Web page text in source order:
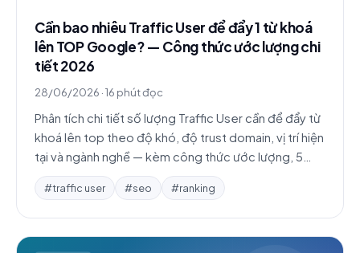
Cần bao nhiêu Traffic User để đẩy 1 từ khoá
lên TOP Google? — Công thức ước lượng chi
tiết 2026
28/06/2026 ·16 phút đọc
Phân tích chi tiết số lượng Traffic User cần để đẩy từ
khoá lên top theo độ khó, độ trust domain, vị trí hiện
tại và ngành nghề — kèm công thức ước lượng, 5
case study thực tế và bảng ngân sách tham khảo.
#traffic user #seo #ranking